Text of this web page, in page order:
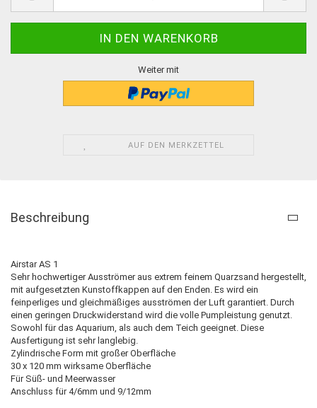
Weiter mit
AUF DEN MERKZETTEL
Beschreibung
Airstar AS 1
Sehr hochwertiger Ausströmer aus extrem feinem Quarzsand hergestellt,
mit aufgesetzten Kunstoffkappen auf den Enden. Es wird ein
feinperliges und gleichmäßiges ausströmen der Luft garantiert. Durch
einen geringen Druckwiderstand wird die volle Pumpleistung genutzt.
Sowohl für das Aquarium, als auch dem Teich geeignet. Diese
Ausfertigung ist sehr langlebig.
Zylindrische Form mit großer Oberfläche
30 x 120 mm wirksame Oberfläche
Für Süß- und Meerwasser
Anschluss für 4/6mm und 9/12mm